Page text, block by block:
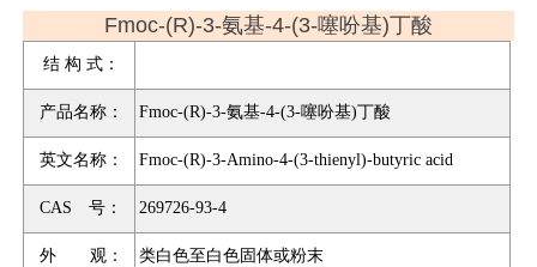
Fmoc-(R)-3-氨基-4-(3-噻吩基)丁酸
结 构 式：
产品名称： Fmoc-(R)-3-氨基-4-(3-噻吩基)丁酸
英文名称： Fmoc-(R)-3-Amino-4-(3-thienyl)-butyric acid
CAS 号： 269726-93-4
外 观： 类白色至白色固体或粉末